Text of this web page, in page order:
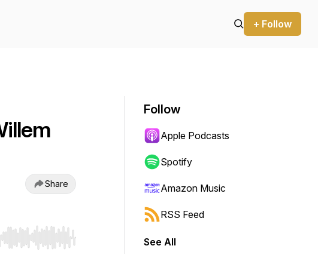
+ Follow
Share
to start or end. Hold shift to jump forward or backward.
Follow
Apple Podcasts
Spotify
Amazon Music
RSS Feed
See All